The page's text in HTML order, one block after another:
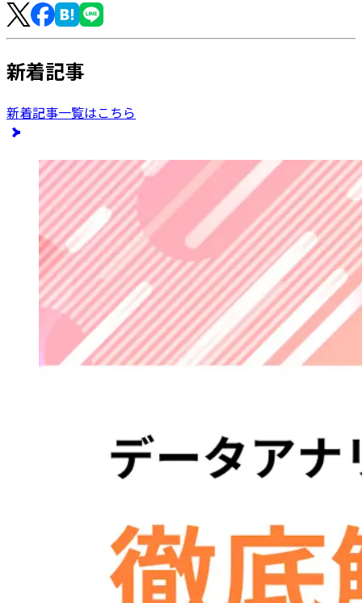
新着記事
新着記事一覧はこちら